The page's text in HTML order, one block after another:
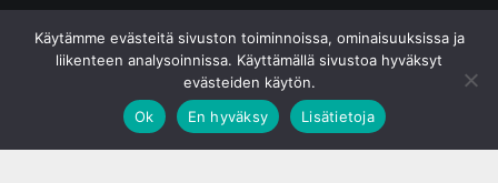
Käytämme evästeitä sivuston toiminnoissa, ominaisuuksissa ja
liikenteen analysoinnissa. Käyttämällä sivustoa hyväksyt
evästeiden käytön.
Ok
En hyväksy Lisätietoja